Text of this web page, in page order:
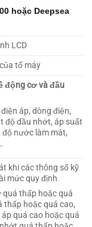
hoặc Deepsea
LCD
tổ máy
động cơ và đầu
áp, dòng điện,
độ dầu nhớt, áp suất
nước làm mát,
khi các thông số kỹ
mức quy định
quá thấp hoặc quá
thấp hoặc quá cao,
quá cao hoặc quá